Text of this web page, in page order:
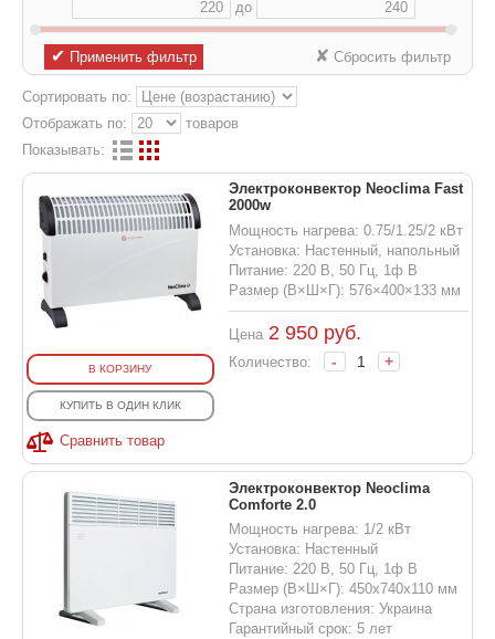
до
✔ Применить фильтр ✘ Сбросить фильтр
Сортировать по:
Отображать по:
товаров
Показывать:
В КОРЗИНУ
КУПИТЬ В ОДИН КЛИК
Сравнить товар
Электроконвектор Neoclima Fast
2000w
Мощность нагрева: 0.75/1.25/2 кВт
Установка: Настенный, напольный
Питание: 220 В, 50 Гц, 1ф В
Размер (В×Ш×Г): 576×400×133 мм
Цена 2 950руб.
Количество: - +
Электроконвектор Neoclima
Comforte 2.0
Мощность нагрева: 1/2 кВт
Установка: Настенный
Питание: 220 В, 50 Гц, 1ф В
Размер (В×Ш×Г): 450х740х110 мм
Страна изготовления: Украина
Гарантийный срок: 5 лет